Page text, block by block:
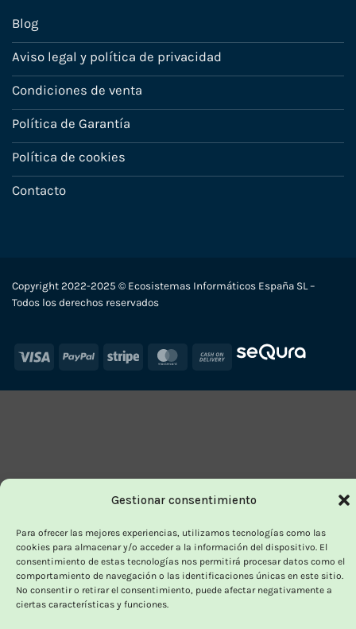
Gestionar consentimiento
Para ofrecer las mejores experiencias, utilizamos tecnologías como las
cookies para almacenar y/o acceder a la información del dispositivo. El
consentimiento de estas tecnologías nos permitirá procesar datos como el
comportamiento de navegación o las identificaciones únicas en este sitio.
No consentir o retirar el consentimiento, puede afectar negativamente a
ciertas características y funciones.
Blog
Aviso legal y política de privacidad
Condiciones de venta
Política de Garantía
Política de cookies
Contacto
Copyright 2022-2025 © Ecosistemas Informáticos España SL –
Todos los derechos reservados
Visa PayPal Stripe MasterCard
Cash